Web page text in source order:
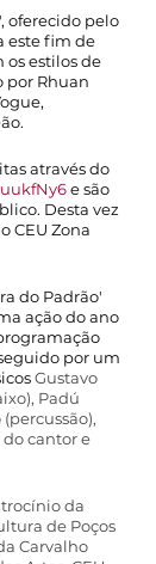
oferecido pelo
este fim de
os estilos de
por Rhuan
através do
e são
Desta vez
CEU Zona
do Padrão'
ação do ano
por um
Gustavo
Padú
cantor e
da
de Poços
Carvalho